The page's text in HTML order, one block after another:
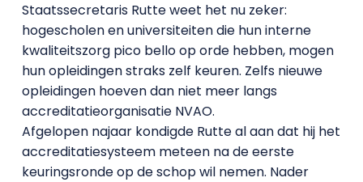
Staatssecretaris Rutte weet het nu zeker:
hogescholen en universiteiten die hun interne
kwaliteitszorg pico bello op orde hebben, mogen
hun opleidingen straks zelf keuren. Zelfs nieuwe
opleidingen hoeven dan niet meer langs
accreditatieorganisatie NVAO.
Afgelopen najaar kondigde Rutte al aan dat hij het
accreditatiesysteem meteen na de eerste
keuringsronde op de schop wil nemen. Nader